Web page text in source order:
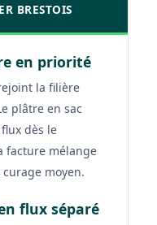
BRESTOIS
en priorité
la filière
plâtre en sac
dès le
facture mélange
moyen.
flux séparé